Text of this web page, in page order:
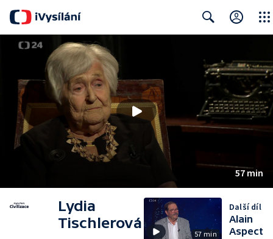
57 min
Lydia
Tischlerová
57 min
Další díl
Alain
Aspect